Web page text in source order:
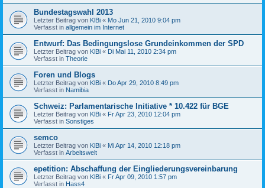
Bundestagswahl 2013
Letzter Beitrag von KlBi « Mo Jun 21, 2010 9:04 pm
Verfasst in allgemein im Internet
Entwurf: Das Bedingungslose Grundeinkommen der SPD
Letzter Beitrag von KlBi « Di Mai 11, 2010 2:34 pm
Verfasst in Theorie
Foren und Blogs
Letzter Beitrag von KlBi « Do Apr 29, 2010 8:49 pm
Verfasst in Namibia
Schweiz: Parlamentarische Initiative * 10.422 für BGE
Letzter Beitrag von KlBi « Fr Apr 23, 2010 12:04 pm
Verfasst in Sonstiges
semco
Letzter Beitrag von KlBi « Mi Apr 14, 2010 12:18 pm
Verfasst in Arbeitswelt
epetition: Abschaffung der Eingliederungsvereinbarung
Letzter Beitrag von KlBi « Fr Apr 09, 2010 1:57 pm
Verfasst in Hass4